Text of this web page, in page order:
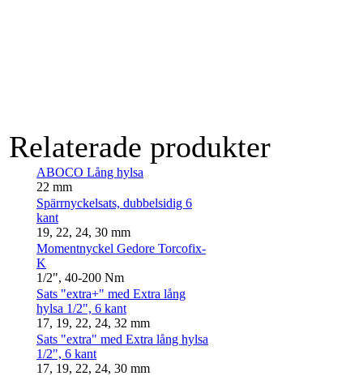
Relaterade produkter
ABOCO Lång hylsa
22 mm
Spärrnyckelsats, dubbelsidig 6
kant
19, 22, 24, 30 mm
Momentnyckel Gedore Torcofix-
K
1/2", 40-200 Nm
Sats "extra+" med Extra lång
hylsa 1/2", 6 kant
17, 19, 22, 24, 32 mm
Sats "extra" med Extra lång hylsa
1/2", 6 kant
17, 19, 22, 24, 30 mm